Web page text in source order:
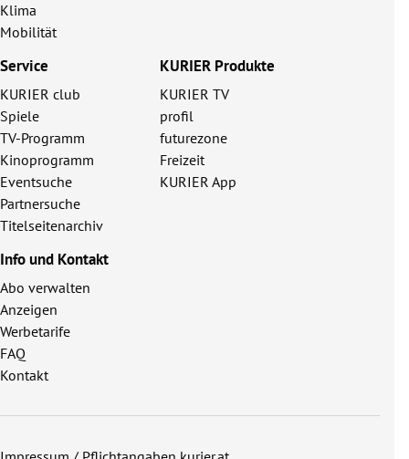
Klima
Mobilität
Service
KURIER club
Spiele
TV-Programm
Kinoprogramm
Eventsuche
Partnersuche
Titelseitenarchiv
KURIER Produkte
KURIER TV
profil
futurezone
Freizeit
KURIER App
Info und Kontakt
Abo verwalten
Anzeigen
Werbetarife
FAQ
Kontakt